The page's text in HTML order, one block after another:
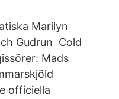
Marilyn
Gudrun Cold
Mads
officiella